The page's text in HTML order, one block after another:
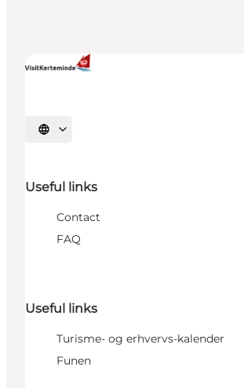
Select language
Useful links
Contact
FAQ
Useful links
Turisme- og erhvervs-kalender
Funen